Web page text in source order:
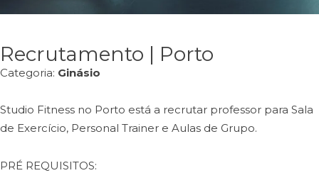
Recrutamento | Porto
Categoria: Ginásio
Studio Fitness no Porto está a recrutar professor para Sala
de Exercício, Personal Trainer e Aulas de Grupo.
PRÉ REQUISITOS: